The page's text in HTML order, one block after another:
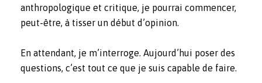
anthropologique et critique, je pourrai commencer,
peut-être, à tisser un début d’opinion.
En attendant, je m’interroge. Aujourd’hui poser des
questions, c’est tout ce que je suis capable de faire.